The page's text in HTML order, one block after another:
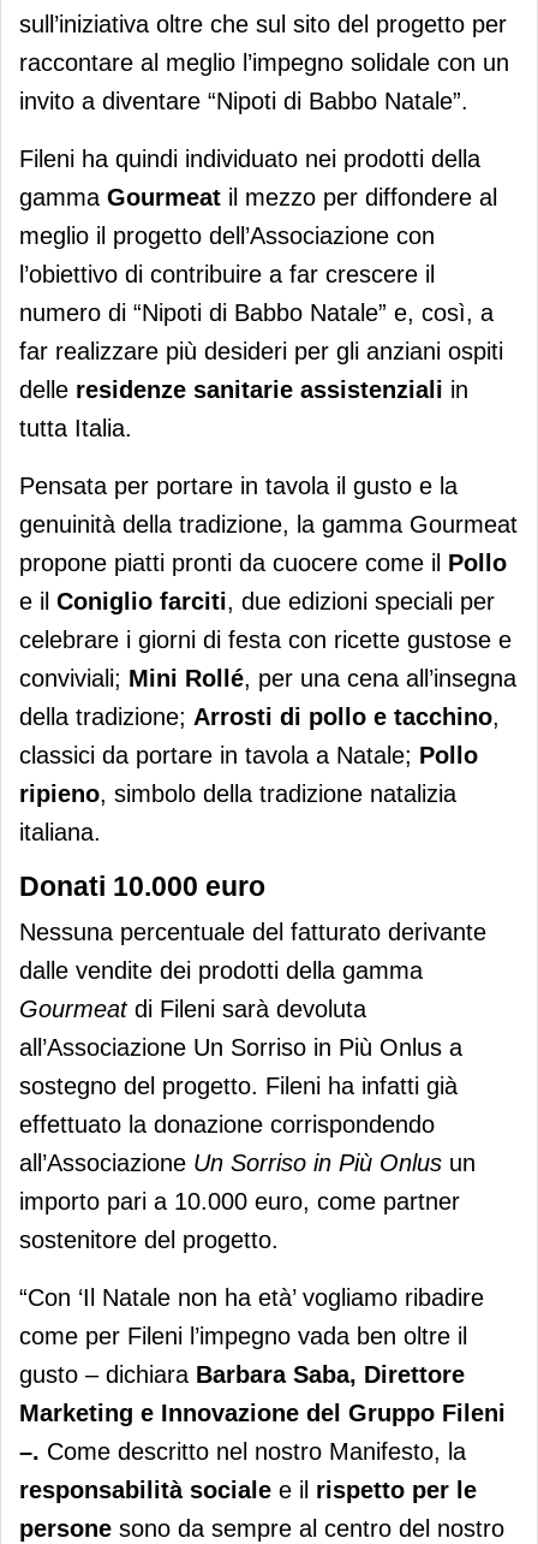
sull’iniziativa oltre che sul sito del progetto per
raccontare al meglio l’impegno solidale con un
invito a diventare “Nipoti di Babbo Natale”.
Fileni ha quindi individuato nei prodotti della
gamma Gourmeat il mezzo per diffondere al
meglio il progetto dell’Associazione con
l’obiettivo di contribuire a far crescere il
numero di “Nipoti di Babbo Natale” e, così, a
far realizzare più desideri per gli anziani ospiti
delle residenze sanitarie assistenziali in
tutta Italia.
Pensata per portare in tavola il gusto e la
genuinità della tradizione, la gamma Gourmeat
propone piatti pronti da cuocere come il Pollo
e il Coniglio farciti, due edizioni speciali per
celebrare i giorni di festa con ricette gustose e
conviviali; Mini Rollé, per una cena all’insegna
della tradizione; Arrosti di pollo e tacchino,
classici da portare in tavola a Natale; Pollo
ripieno, simbolo della tradizione natalizia
italiana.
Donati 10.000 euro
Nessuna percentuale del fatturato derivante
dalle vendite dei prodotti della gamma
Gourmeatdi Fileni sarà devoluta
all’Associazione Un Sorriso in Più Onlus a
sostegno del progetto. Fileni ha infatti già
effettuato la donazione corrispondendo
all’Associazione Un Sorriso in Più Onlus un
importo pari a 10.000 euro, come partner
sostenitore del progetto.
“Con ‘Il Natale non ha età’ vogliamo ribadire
come per Fileni l’impegno vada ben oltre il
gusto – dichiara Barbara Saba, Direttore
Marketing e Innovazione del Gruppo Fileni
–. Come descritto nel nostro Manifesto, la
responsabilità sociale e il rispetto per le
persone sono da sempre al centro del nostro